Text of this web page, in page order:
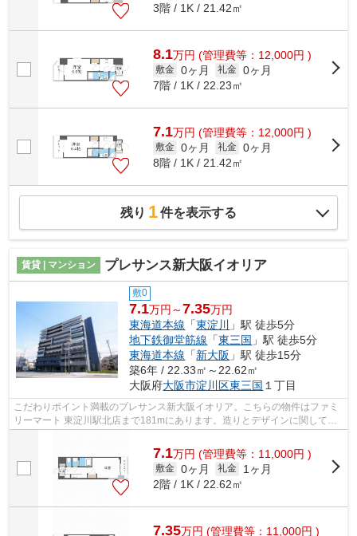
3階 / 1K / 21.42㎡
8.1万円 (管理費等：12,000円 )
敷金 0ヶ月 礼金 0ヶ月
7階 / 1K / 22.23㎡
7.1万円 (管理費等：12,000円 )
敷金 0ヶ月 礼金 0ヶ月
8階 / 1K / 21.42㎡
残り 1件を表示する
賃貸 | マンション プレサンス新大阪イオリア
敷0
7.1万円～7.35万円
東海道本線 「東淀川
」駅 徒歩5分
地下鉄御堂筋線 「東三国 」駅 徒歩5分
東海道本線 「新大阪 」駅 徒歩15分
築6年 / 22.33㎡～22.62㎡
大阪府大阪市淀川区東三国 １丁目
こだわりポイント満載のプレサンス新大阪イオリア。こちらの物件はファミ
リーマート 東淀川駅北店まで181mにあります。造りとデザインに関して、
7.1万円 (管理費等：11,000円 )
敷金 0ヶ月 礼金
1ヶ月
2階 / 1K / 22.62㎡
7.35万円 (管理費等：11,000円 )